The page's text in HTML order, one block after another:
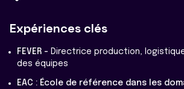
Expériences clés
FEVER - Directrice production,
des équipes
EAC : École de référence dans les